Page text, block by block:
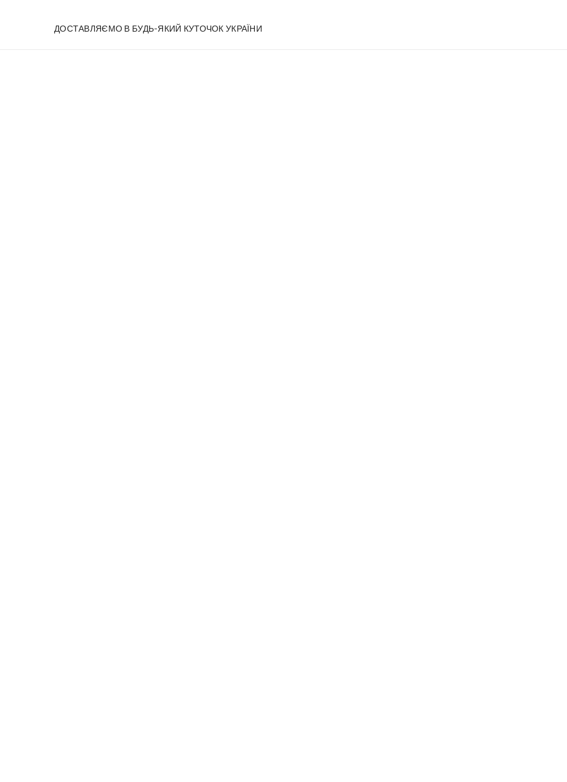
ДОСТАВЛЯЄМО В БУДЬ-ЯКИЙ КУТОЧОК УКРАЇНИ